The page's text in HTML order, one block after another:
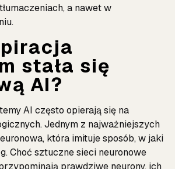
a nawet w
stała się
AI?
AI często opierają się na
Jednym z najważniejszych
która imituje sposób, w jaki
Choć sztuczne sieci neuronowe
prawdziwe neurony, ich